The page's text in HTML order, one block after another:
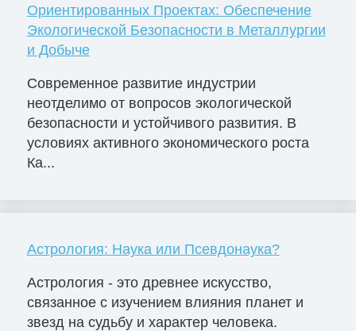
Ориентированных Проектах: Обеспечение
Экологической Безопасности в Металлургии
и Добыче
Современное развитие индустрии
неотделимо от вопросов экологической
безопасности и устойчивого развития. В
условиях активного экономического роста
Ка...
Астрология: Наука или Псевдонаука?
Астрология - это древнее искусство,
связанное с изучением влияния планет и
звезд на судьбу и характер человека.